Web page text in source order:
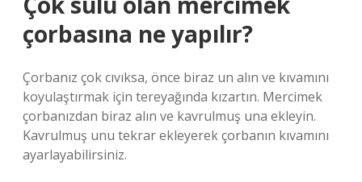
çorbasına ne yapılır?
Çorbanız çok cıvıksa, önce biraz un alın ve kıvamını
koyulaştırmak için tereyağında kızartın. Mercimek
çorbanızdan biraz alın ve kavrulmuş una ekleyin.
Kavrulmuş unu tekrar ekleyerek çorbanın kıvamını
ayarlayabilirsiniz.